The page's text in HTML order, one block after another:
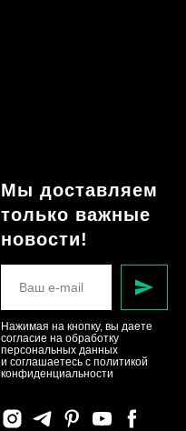
Мы доставляем
только важные
новости!
Нажимая на кнопку, вы даете
согласие на обработку
персональных данных
и соглашаетесь c политикой
конфиденциальности